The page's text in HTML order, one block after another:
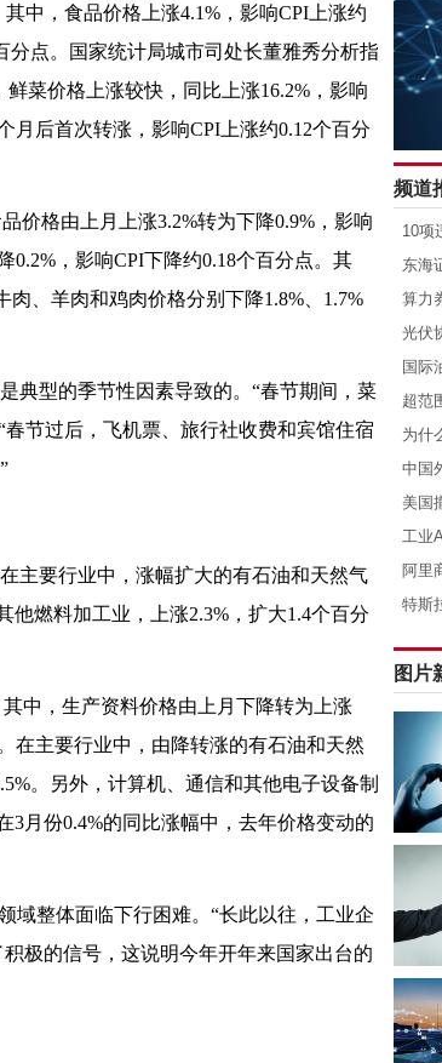
中，食品价格上涨4.1%，影响CPI上涨约
分点。国家统计局城市司处长董雅秀分析指
菜价格上涨较快，同比上涨16.2%，影响
月后首次转涨，影响CPI上涨约0.12个百分
价格由上月上涨3.2%转为下降0.9%，影响
0.2%，影响CPI下降约0.18个百分点。其
肉、羊肉和鸡肉价格分别下降1.8%、1.7%
典型的季节性因素导致的。“春节期间，菜
节过后，飞机票、旅行社收费和宾馆住宿
主要行业中，涨幅扩大的有石油和天然气
他燃料加工业，上涨2.3%，扩大1.4个百分
中，生产资料价格由上月下降转为上涨
在主要行业中，由降转涨的有石油和天然
。另外，计算机、通信和其他电子设备制
3月份0.4%的同比涨幅中，去年价格变动的
域整体面临下行困难。“长此以往，工业企
极的信号，这说明今年开年来国家出台的